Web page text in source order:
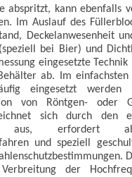
abspritzt, kann ebenfalls
Im Auslauf des
Deckelanwesenheit
bei Bier) und
eingesetzte
ab. Im
eingesetzt werden
von Röntgen- oder
sich durch den
aus, erfordert
und speziell
der